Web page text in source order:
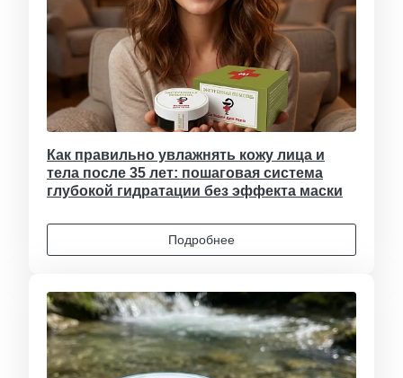
Как правильно увлажнять кожу лица и
тела после 35 лет: пошаговая система
глубокой гидратации без эффекта маски
Подробнее